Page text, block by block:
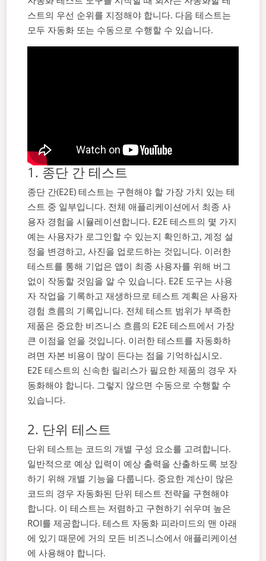
스트의 우선 순위를 지정해야 합니다. 다음 테스트는
모두 자동화 또는 수동으로 수행할 수 있습니다.
1. 종단 간 테스트
종단 간(E2E) 테스트는 구현해야 할 가장 가치 있는 테
스트 중 일부입니다. 전체 애플리케이션에서 최종 사
용자 경험을 시뮬레이션합니다. E2E 테스트의 몇 가지
예는 사용자가 로그인할 수 있는지 확인하고, 계정 설
정을 변경하고, 사진을 업로드하는 것입니다. 이러한
테스트를 통해 기업은 앱이 최종 사용자를 위해 버그
없이 작동할 것임을 알 수 있습니다. E2E 도구는 사용
자 작업을 기록하고 재생하므로 테스트 계획은 사용자
경험 흐름의 기록입니다. 전체 테스트 범위가 부족한
제품은 중요한 비즈니스 흐름의 E2E 테스트에서 가장
큰 이점을 얻을 것입니다. 이러한 테스트를 자동화하
려면 자본 비용이 많이 든다는 점을 기억하십시오.
E2E 테스트의 신속한 릴리스가 필요한 제품의 경우 자
동화해야 합니다. 그렇지 않으면 수동으로 수행할 수
있습니다.
2. 단위 테스트
단위 테스트는 코드의 개별 구성 요소를 고려합니다.
일반적으로 예상 입력이 예상 출력을 산출하도록 보장
하기 위해 개별 기능을 다룹니다. 중요한 계산이 많은
코드의 경우 자동화된 단위 테스트 전략을 구현해야
합니다. 이 테스트는 저렴하고 구현하기 쉬우며 높은
ROI를 제공합니다. 테스트 자동화 피라미드의 맨 아래
에 있기 때문에 거의 모든 비즈니스에서 애플리케이션
에 사용해야 합니다.